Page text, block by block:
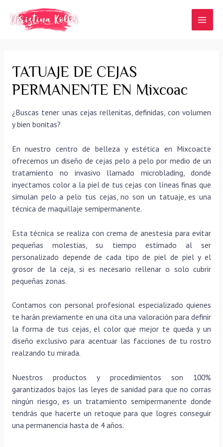
contenido
TATUAJE DE CEJAS
PERMANENTE EN Mixcoac
¿Buscas tener unas cejas rellenitas, definidas, con volumen
y bien bonitas?
En nuestro centro de belleza y estética en Mixcoacte
ofrecemos un diseño de cejas pelo a pelo por medio de un
tratamiento no invasivo llamado microblading, donde
inyectamos color a la piel de tus cejas con líneas finas que
simulan pelo a pelo tus cejas, no son un tatuaje, es una
técnica de maquillaje semipermanente.
Esta técnica se realiza con crema de anestesia para evitar
pequeñas molestias, su tiempo estimado al ser
personalizado depende de cada tipo de piel de piel y el
grosor de la ceja, si es necesario rellenar o solo cubrir
pequeñas zonas.
Contamos con personal profesional especializado quienes
te harán previamente en una cita una valoración para definir
la forma de tus cejas, el color que mejor te queda y un
diseño exclusivo para acentuar las facciones de tu rostro
realzando tu mirada.
Nuestros productos y procedimientos son 100%
garantizados bajos las leyes de sanidad para que no corras
ningún riesgo, es un tratamiento semipermanente donde
tendrás que hacerte un retoque para que logres conseguir
una permanencia hasta de 4 años.